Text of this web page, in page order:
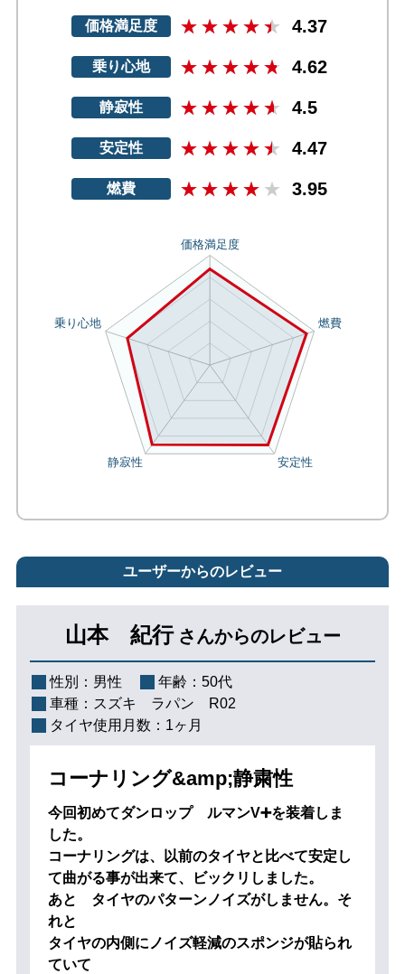
価格満足度 4.37
乗り心地 4.62
静寂性 4.5
安定性 4.47
燃費 3.95
ユーザーからのレビュー
山本 紀行 さんからのレビュー
性別： 男性 年齢： 50代
車種： スズキ ラパン R02
タイヤ使用月数： 1ヶ月
コーナリング&amp;静粛性
今回初めてダンロップ ルマンV➕を装着しま
した。
コーナリングは、以前のタイヤと比べて安定し
て曲がる事が出来て、ビックリしました。
あと タイヤのパターンノイズがしません。そ
れと
タイヤの内側にノイズ軽減のスポンジが貼られ
ていて